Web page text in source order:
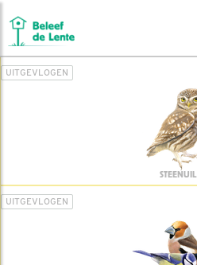
UITGEVLOGEN
STEENUIL
UITGEVLOGEN